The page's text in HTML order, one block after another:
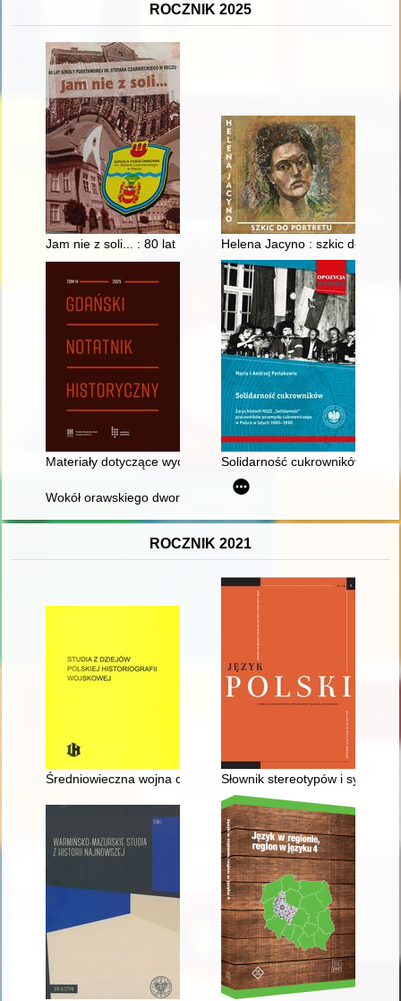
ROCZNIK 2025
Jam nie z soli... : 80 lat Szkoły Podstawowej im. Stefana
Helena Jacyno : szkic do
Materiały dotyczące wychodźstwa z terenu powiatu
Solidarność cukrowników :
Wokół orawskiego dworu : podróż w czasie i przestrzeni
ROCZNIK 2021
Średniowieczna wojna oczami kobiety : czyli Hroswita o
Słownik stereotypów i symboli